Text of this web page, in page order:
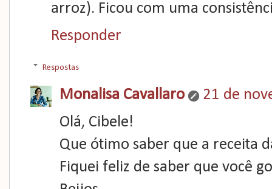
arroz). Ficou com uma
Responder
Respostas
Monalisa Cavallaro
21 de
Olá, Cibele!
Que ótimo saber que a receita
Fiquei feliz de saber que você